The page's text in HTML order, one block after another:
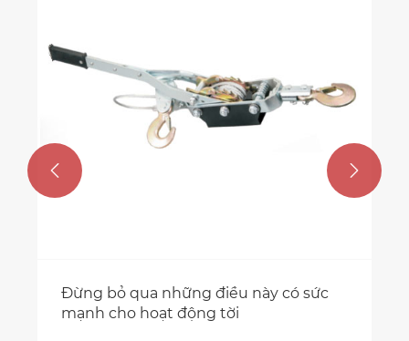
Đừng bỏ qua những điều này có sức
mạnh cho hoạt động tời
 